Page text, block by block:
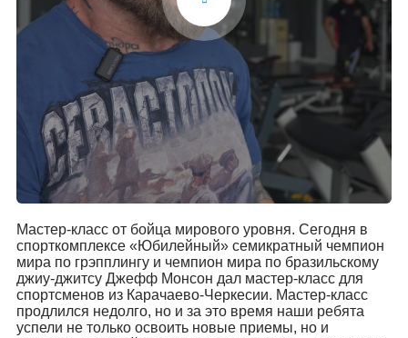
Мастер-класс от бойца мирового уровня. Сегодня в
спорткомплексе «Юбилейный» семикратный чемпион
мира по грэпплингу и чемпион мира по бразильскому
джиу-джитсу Джефф Монсон дал мастер-класс для
спортсменов из Карачаево-Черкесии. Мастер-класс
продлился недолго, но и за это время наши ребята
успели не только освоить новые приемы, но и